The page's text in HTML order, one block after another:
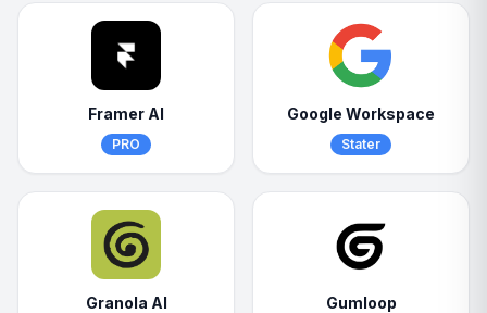
Framer AI
PRO
Google Workspace
Stater
Granola AI Gumloop